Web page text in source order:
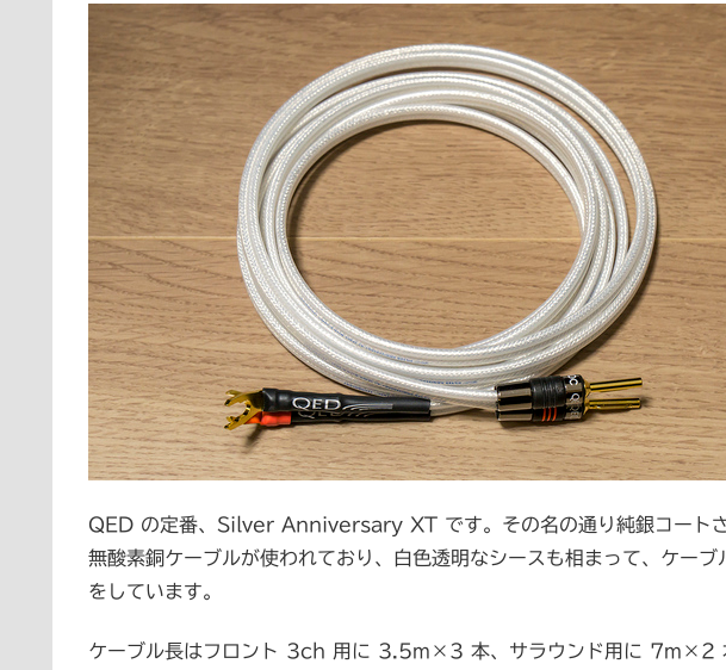
QED の定番、Silver Anniversary XT です。その名の通り純銀コート
無酸素銅ケーブルが使われており、白色透明なシースも相まって、ケー
をしています。
ケーブル長はフロント 3ch 用に 3.5m×3 本、サラウンド用に 7m×2